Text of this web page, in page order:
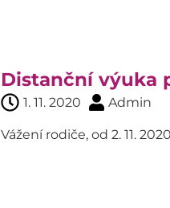
Distanční výuka
1. 11. 2020 Admin
Vážení rodiče, od 2. 11.